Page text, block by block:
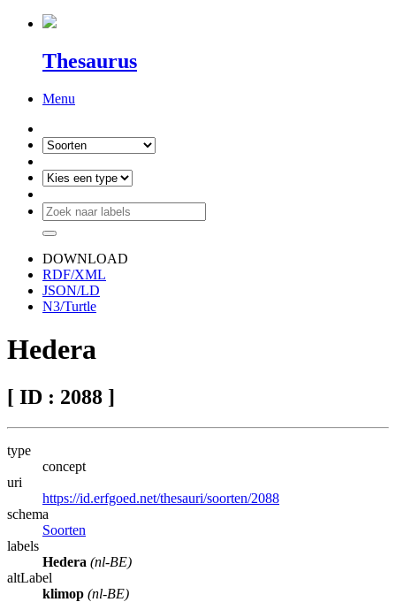
Thesaurus
Menu
DOWNLOAD
RDF/XML
JSON/LD
N3/Turtle
Hedera
[ ID : 2088 ]
type
concept
uri
https://id.erfgoed.net/thesauri/soorten/2088
schema
Soorten
labels
Hedera (nl-BE)
altLabel
klimop (nl-BE)